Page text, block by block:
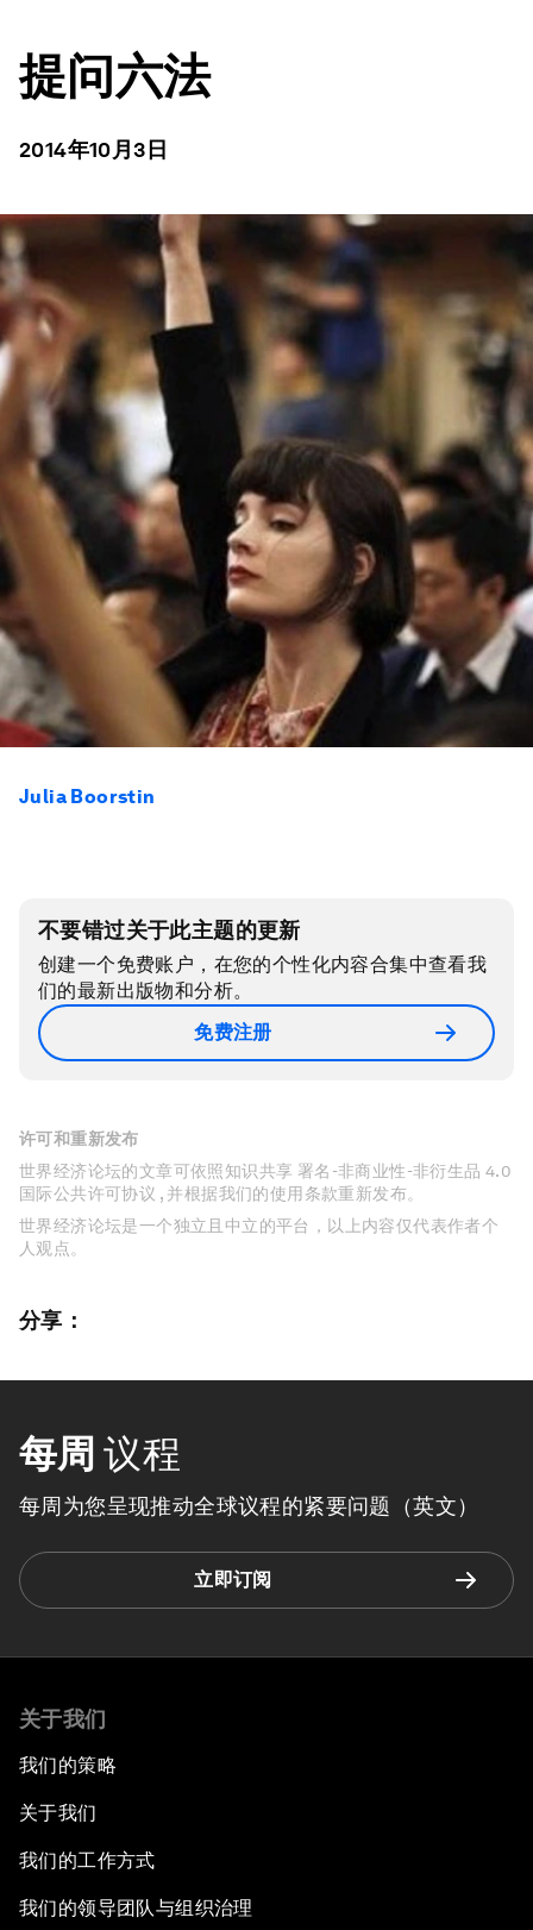
提问六法
2014年10月3日
Julia Boorstin
不要错过关于此主题的更新
创建一个免费账户，在您的个性化内容合集中查看我
们的最新出版物和分析。
免费注册
许可和重新发布
世界经济论坛的文章可依照知识共享 署名-非商业性-非衍生品 4.0
国际公共许可协议 , 并根据我们的使用条款重新发布。
世界经济论坛是一个独立且中立的平台，以上内容仅代表作者个
人观点。
分享：
每周 议程
每周为您呈现推动全球议程的紧要问题（英文）
立即订阅
关于我们
我们的策略
关于我们
我们的工作方式
我们的领导团队与组织治理